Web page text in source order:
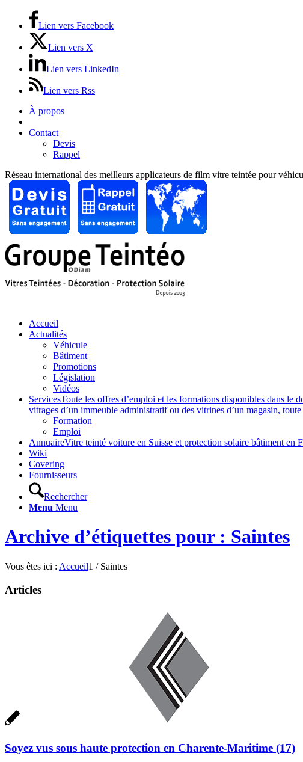
Lien vers Facebook
Lien vers X
Lien vers LinkedIn
Lien vers Rss
À propos
Contact
Devis
Rappel
Réseau international des meilleurs applicateurs de film vitre teintée pour
Accueil
Actualités
Véhicule
Bâtiment
Promotions
Législation
Vidéos
ServicesToute les offres d’emploi et les formations disponibles dans le
vitrages d’un immeuble administratif ou des vitrines d’un magasin,
Formation
Emploi
AnnuaireVitre teinté voiture en Suisse et protection solaire bâtiment
Wiki
Covering
Fournisseurs
Rechercher
Menu Menu
Archive d’étiquettes pour : Saintes
Vous êtes ici : Accueil1 / Saintes
Articles
Soyez vus sous haute protection en Charente-Maritime (17)